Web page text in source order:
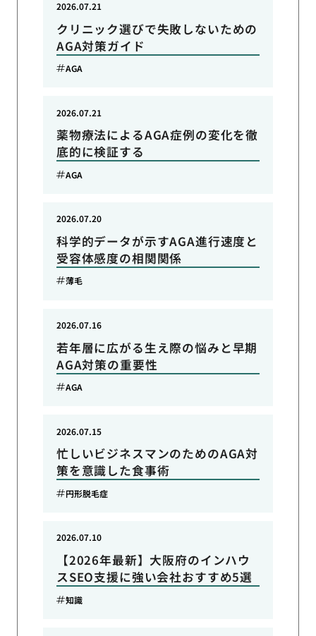
クリニック選びで失敗しないための
AGA対策ガイド
2026.07.21
AGA
薬物療法によるAGA症例の変化を徹
底的に検証する
2026.07.21
AGA
科学的データが示すAGA進行速度と
受容体感度の相関関係
2026.07.20
薄毛
若年層に広がる生え際の悩みと早期
AGA対策の重要性
2026.07.16
AGA
忙しいビジネスマンのためのAGA対
策を意識した食事術
2026.07.15
円形脱毛症
【2026年最新】大阪府のインハウ
スSEO支援に強い会社おすすめ5選
2026.07.10
知識